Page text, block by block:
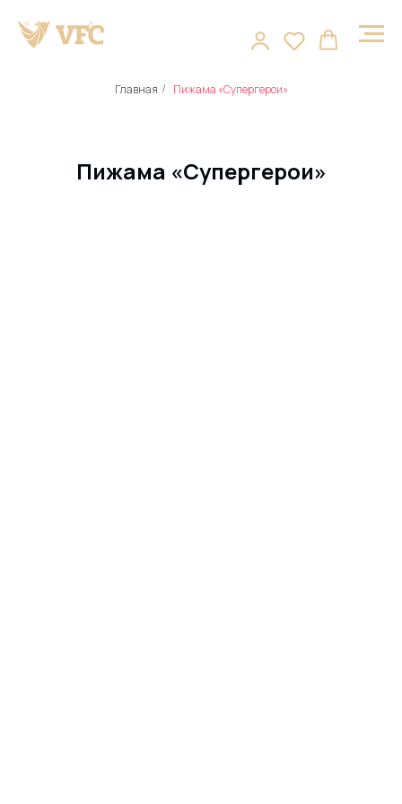
Главная / Пижама «Супергерои»
Пижама «Супергерои»